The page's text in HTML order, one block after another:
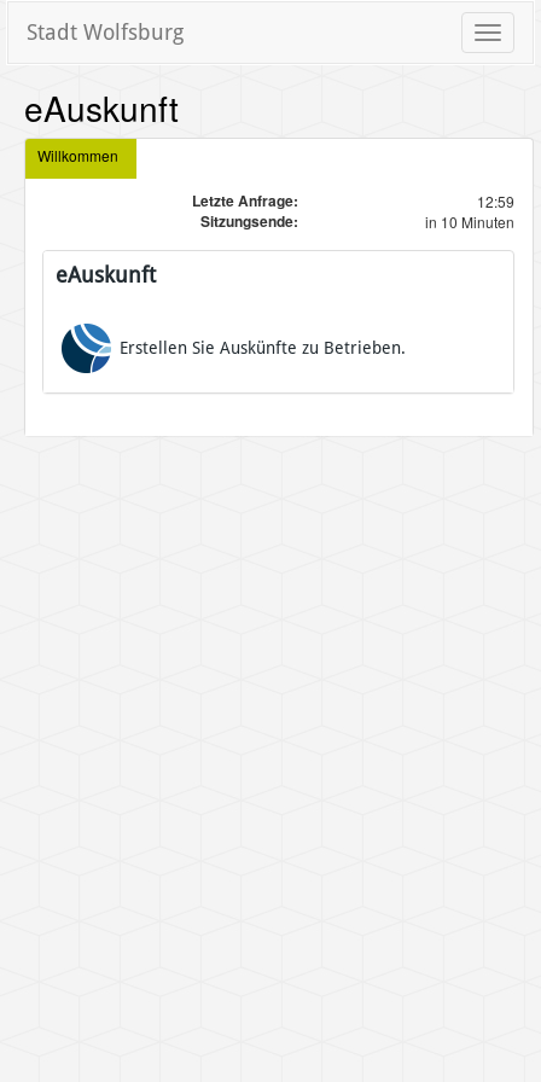
Toggle
Stadt Wolfsburg
eAuskunft
Willkommen
Letzte Anfrage: 12:59
Sitzungsende: in 10 Minuten
eAuskunft
Erstellen Sie Auskünfte zu Betrieben.